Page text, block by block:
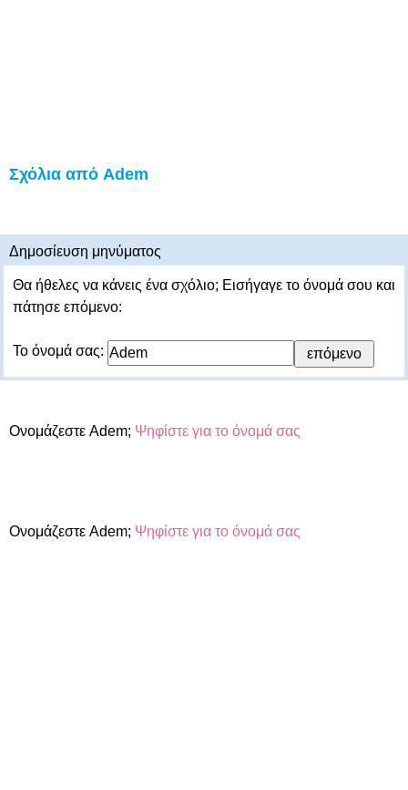
Σχόλια από Adem
Δημοσίευση μηνύματος
Θα ήθελες να κάνεις ένα σχόλιο; Εισήγαγε το όνομά σου και
πάτησε επόμενο:
Το όνομά σας:
Ονομάζεστε Adem; Ψηφίστε για το όνομά σας
Ονομάζεστε Adem; Ψηφίστε για το όνομά σας